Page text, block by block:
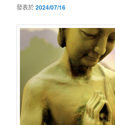
發表於2024/07/16